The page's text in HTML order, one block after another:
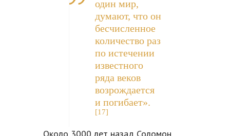
один мир,
думают, что он
бесчисленное
количество раз
по истечении
известного
ряда веков
возрождается
и погибает».
[17]